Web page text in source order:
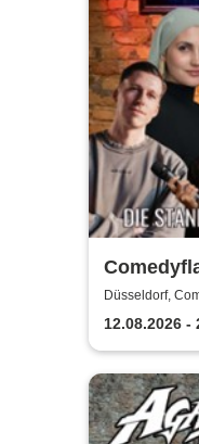
Comedy
Düsseldorf,
12.08.2026 -